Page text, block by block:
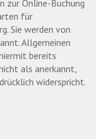
zur Online-Buchung
für
Sie werden von
Allgemeinen
bereits
als anerkannt,
widerspricht.